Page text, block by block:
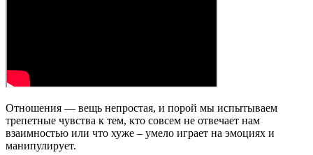
Отношения — вещь непростая, и порой мы испытываем
трепетные чувства к тем, кто совсем не отвечает нам
взаимностью или что хуже – умело играет на эмоциях и
манипулирует.